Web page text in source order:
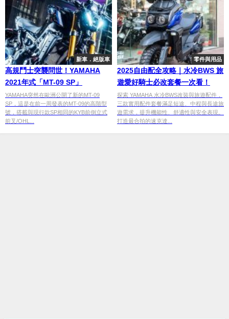
新車．絕版車
高規鬥士突襲問世！YAMAHA
2021年式「MT-09 SP」
YAMAHA突然在歐洲公開了新的MT-09
SP，這是在前一周發表的MT-09的高階型
號，搭載與現行款SP相同的KYB前倒立式
前叉/OHL...
零件與用品
2025自由配全攻略｜水冷BWS 旅
遊愛好騎士必改套餐一次看！
探索 YAMAHA 水冷BWS改裝與旅遊配件，
三款實用配件套餐滿足短途、中程與長途旅
遊需求，提升機能性、舒適性與安全表現。
打造最合拍的速克達...